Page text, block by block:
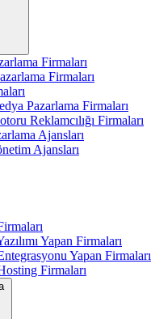
Firmaları
Firmaları
Pazarlama Firmaları
Reklamcılığı Firmaları
Ajansları
Ajansları
Yapan Firmaları
Yapan Firmaları
Firmaları